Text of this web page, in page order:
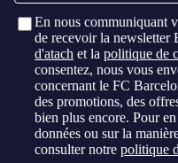
En nous communiquant
de recevoir la newsletter
d'atach et la politique de
consentez, nous vous
concernant le FC
des promotions, des
bien plus encore. Pour
données ou sur la
consulter notre politique